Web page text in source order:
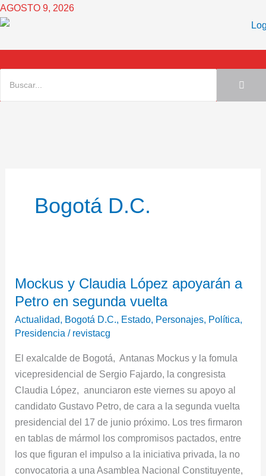
Ir
al
AGOSTO 9, 2026
Bogotá D.C.
Mockus y Claudia López apoyarán a
Petro en segunda vuelta
Actualidad, Bogotá D.C., Estado, Personajes, Política,
Presidencia / revistacg
El exalcalde de Bogotá, Antanas Mockus y la fomula
vicepresidencial de Sergio Fajardo, la congresista
Claudia López, anunciaron este viernes su apoyo al
candidato Gustavo Petro, de cara a la segunda vuelta
presidencial del 17 de junio próximo. Los tres firmaron
en tablas de mármol los compromisos pactados, entre
los que figuran el impulso a la iniciativa privada, la no
convocatoria a una Asamblea Nacional Constituyente,
y
Claudia
López
apoyarán
Petro
en
segunda
vuelta